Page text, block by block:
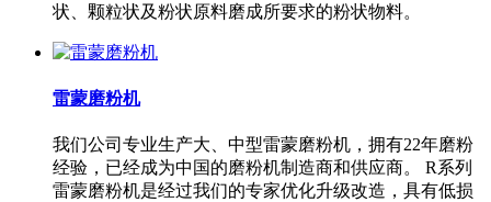
状、颗粒状及粉状原料磨成所要求的粉状物料。
雷蒙磨粉机
我们公司专业生产大、中型雷蒙磨粉机，拥有22年磨粉
经验，已经成为中国的磨粉机制造商和供应商。 R系列
雷蒙磨粉机是经过我们的专家优化升级改造，具有低损